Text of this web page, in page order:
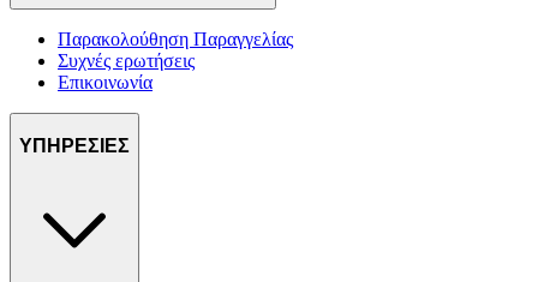
Παρακολούθηση Παραγγελίας
Συχνές ερωτήσεις
Επικοινωνία
ΥΠΗΡΕΣΙΕΣ